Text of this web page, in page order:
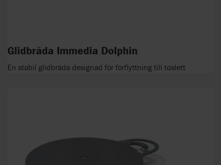
Glidbräda Immedia Dolphin
En stabil glidbräda designad för förflyttning till toalett